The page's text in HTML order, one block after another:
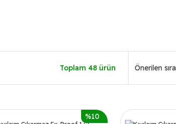
Toplam 48 ürün
%10